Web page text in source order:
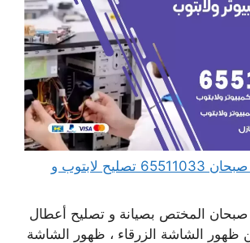
مهندس كمبيوتر صبحان 65511033 تصليح لابتوب و
المختص بصيانة و تصليح أعطال
ظهور الشاشة الزرقاء ، ظهور الشاشة